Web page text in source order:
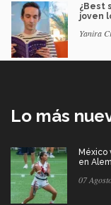
¿Best
joven
Yanira
Lo más
México
en
07